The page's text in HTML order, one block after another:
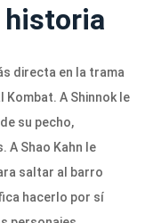
historia
directa en la trama
A Shinnok le
su pecho,
A Shao Kahn le
saltar al barro
hacerlo por sí